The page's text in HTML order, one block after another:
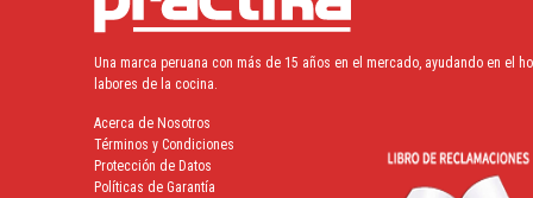
Una marca peruana con más de 15 años en el mercado, ayudando en el
labores de la cocina.
Acerca de Nosotros
Términos y Condiciones
Protección de Datos
Políticas de Garantía